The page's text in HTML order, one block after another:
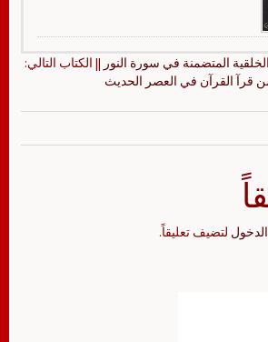
الخلقية المتضمنة في سورة النور || الكتاب التالي:
قرآ القرآن في العصر الحديث
لتضيف تعليقاً.